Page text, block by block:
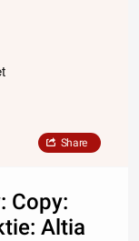
Share
Copy:
Altia